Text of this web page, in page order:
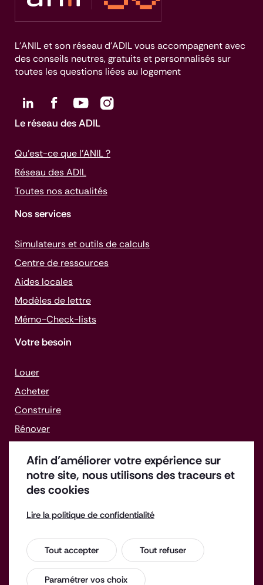
Afin d’améliorer votre expérience sur
notre site, nous utilisons des traceurs et
des cookies
Lire la politique de confidentialité
Tout accepter Tout refuser
Paramétrer vos choix
L’ANIL et son réseau d’ADIL vous accompagnent avec
des conseils neutres, gratuits et personnalisés sur
toutes les questions liées au logement
Le réseau des ADIL
Qu’est-ce que l’ANIL ?
Réseau des ADIL
Toutes nos actualités
Nos services
Simulateurs et outils de calculs
Centre de ressources
Aides locales
Modèles de lettre
Mémo-Check-lists
Votre besoin
Louer
Acheter
Construire
Rénover
Faire face aux difficultés
Enquête de satisfaction
Espace Presse
Contact
Mentions légales